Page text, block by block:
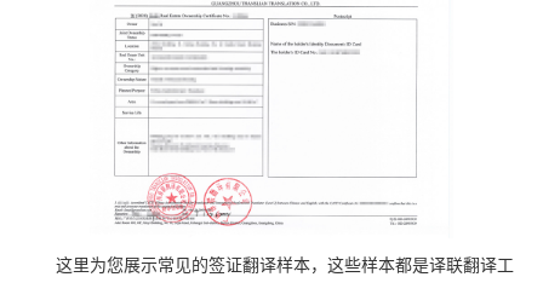
这里为您展示常见的签证翻译样本，这些样本都是译联翻译工